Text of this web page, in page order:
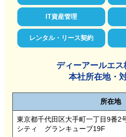
IT資産管理
レンタル・リース契約
ディーアールエス
本社所在地・
所在地
東京都千代田区大手町一丁目9番
シティ グランキューブ19F